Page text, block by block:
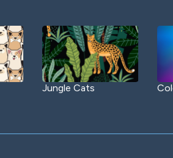
Jungle Cats